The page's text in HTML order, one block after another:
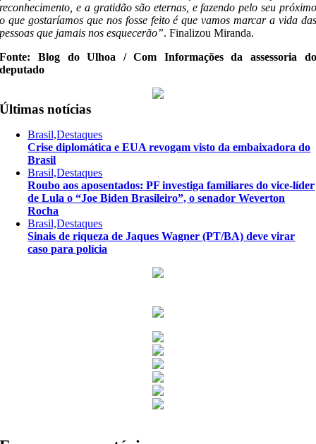
reconhecimento, e a gratidão são eternas, e fazendo pelo seu próximo
o que gostaríamos que nos fosse feito é que vamos marcar a vida das
pessoas que jamais nos esquecerão”. Finalizou Miranda.
Fonte: Blog do Ulhoa / Com Informações da assessoria do
deputado
Últimas notícias
Brasil,Destaques
Crise diplomática e EUA revogam visto da embaixadora do
Brasil
Brasil,Destaques
Roubo aos aposentados: PF investiga familiares do vice-líder
de Lula o “Joe Biden Brasileiro”, o senador Weverton
Rocha
Brasil,Destaques
Sinais de riqueza de Jaques Wagner (PT/BA) deve virar
caso para polícia